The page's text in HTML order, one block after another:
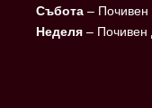
Събота – Почивен
Неделя – Почивен